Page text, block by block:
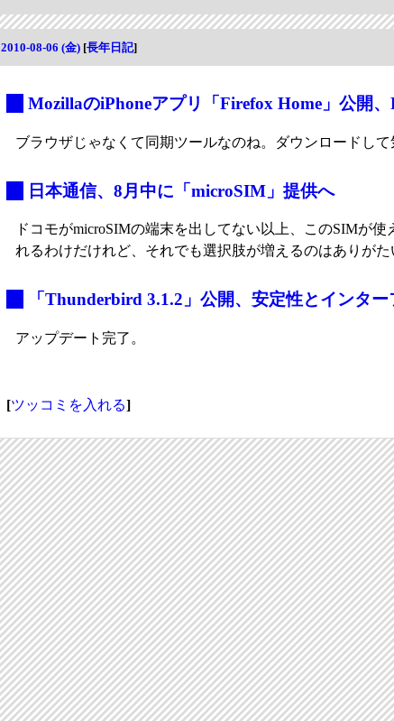
2010-08-06 (金) [長年日記]
MozillaのiPhoneアプリ「Firefox Home」公開
ブラウザじゃなくて同期ツールなのね。ダウンロードして
日本通信、8月中に「microSIM」提供へ
ドコモがmicroSIMの端末を出してない以上、このSIMが
れるわけだけれど、それでも選択肢が増えるのはありがた
「Thunderbird 3.1.2」公開、安定性とインタ
アップデート完了。
[ツッコミを入れる]